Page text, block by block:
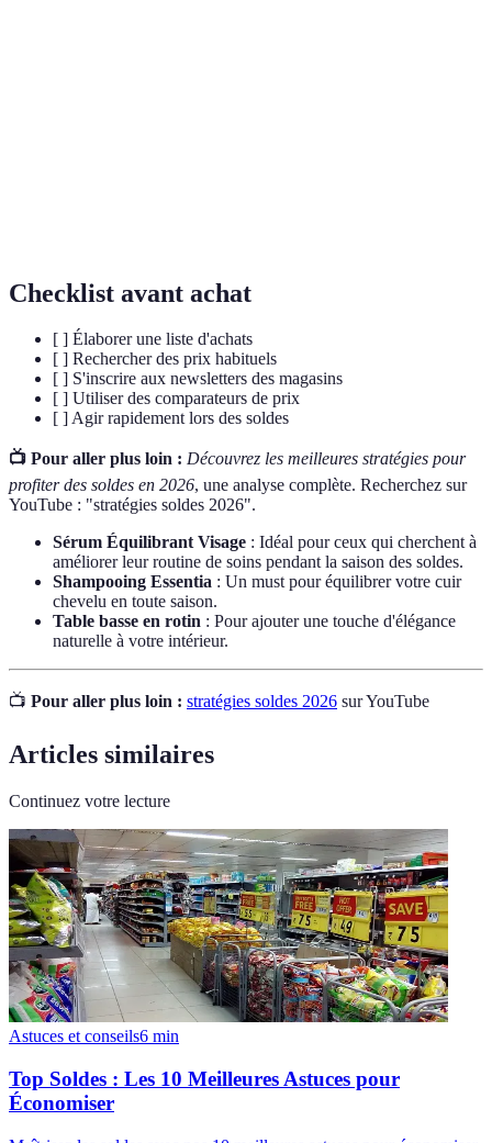
Checklist avant achat
[ ] Élaborer une liste d'achats
[ ] Rechercher des prix habituels
[ ] S'inscrire aux newsletters des magasins
[ ] Utiliser des comparateurs de prix
[ ] Agir rapidement lors des soldes
📺 Pour aller plus loin : Découvrez les meilleures stratégies pour
profiter des soldes en 2026, une analyse complète. Recherchez sur
YouTube : "stratégies soldes 2026".
Sérum Équilibrant Visage : Idéal pour ceux qui cherchent à
améliorer leur routine de soins pendant la saison des soldes.
Shampooing Essentia : Un must pour équilibrer votre cuir
chevelu en toute saison.
Table basse en rotin : Pour ajouter une touche d'élégance
naturelle à votre intérieur.
📺 Pour aller plus loin : stratégies soldes 2026 sur YouTube
Articles similaires
Continuez votre lecture
Astuces et conseils6 min
Top Soldes : Les 10 Meilleures Astuces pour
Économiser